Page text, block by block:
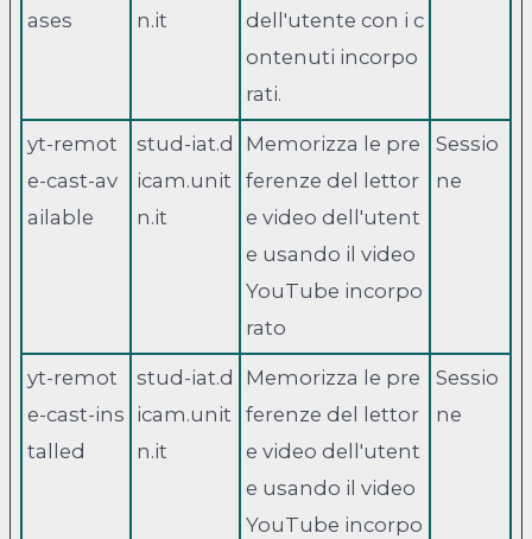
ases
n.it
dell'utente con i c
ontenuti incorpo
rati.
yt-remot
e-cast-av
ailable
stud-iat.d
icam.unit
n.it
Memorizza le pre
ferenze del lettor
e video dell'utent
e usando il video
YouTube incorpo
rato
Sessio
ne
yt-remot
e-cast-ins
talled
stud-iat.d
icam.unit
n.it
Memorizza le pre
ferenze del lettor
e video dell'utent
e usando il video
YouTube incorpo
Sessio
ne